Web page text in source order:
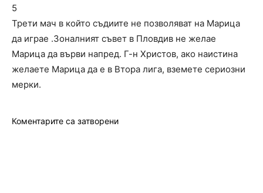
5
Трети мач в който съдиите не позволяват на Марица
да играе .Зоналният съвет в Пловдив не желае
Марица да върви напред. Г-н Христов, ако наистина
желаете Марица да е в Втора лига, вземете сериозни
мерки.
Коментарите са затворени